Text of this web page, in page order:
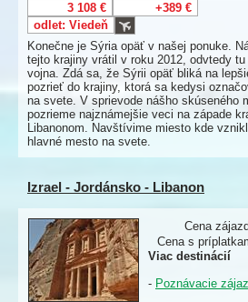
3 108 €
+389 €
odlet: Viedeň
Konečne je Sýria opäť v našej ponuke.
tejto krajiny vrátil v roku 2012, odvtedy
vojna. Zdá sa, že Sýrii opäť bliká na
pozrieť do krajiny, ktorá sa kedysi
na svete. V sprievode nášho skúseného
pozrieme najznámejšie veci na západe
Libanonom. Navštívime miesto kde
hlavné mesto na svete.
Izrael - Jordánsko - Libanon
Cena
Cena s
Viac destinácií
- Poznávacie